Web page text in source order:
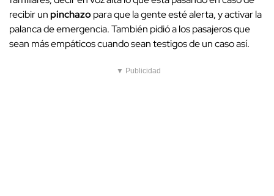
recibir unpinchazopara que la gente esté alerta, y activar la
palanca de emergencia. También pidió a los pasajeros que
sean más empáticos cuando sean testigos de un caso así.
▼ Publicidad